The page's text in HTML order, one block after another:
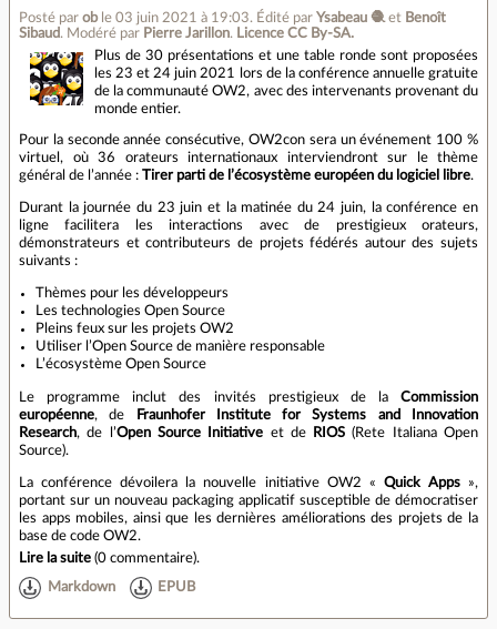
Posté par ob le 03 juin 2021 à 19:03. Édité par Ysabeau 🧶 et Benoît
Sibaud. Modéré par Pierre Jarillon. Licence CC By‑SA.
Plus de 30 présentations et une table ronde sont proposées
les 23 et 24 juin 2021 lors de la conférence annuelle gratuite
de la communauté OW2, avec des intervenants provenant du
monde entier.
Pour la seconde année consécutive, OW2con sera un événement 100 %
virtuel, où 36 orateurs internationaux interviendront sur le thème
général de l’année :
Tirer parti de l’écosystème européen du logiciel libre.
Durant la journée du 23 juin et la matinée du 24 juin, la conférence en
ligne facilitera les interactions avec de prestigieux orateurs,
démonstrateurs et contributeurs de projets fédérés autour des sujets
suivants :
Thèmes pour les développeurs
Les technologies Open Source
Pleins feux sur les projets OW2
Utiliser l’Open Source de manière responsable
L’écosystème Open Source
Le programme inclut des invités prestigieux de la Commission
européenne, de
Fraunhofer Institute for Systems and Innovation
Research, de l’Open Source Initiative et de RIOS (Rete Italiana Open
Source).
La conférence dévoilera la nouvelle initiative OW2 « Quick Apps»,
portant sur un nouveau packaging applicatif susceptible de démocratiser
les apps mobiles, ainsi que les dernières améliorations des projets de la
base de code OW2.
Lire la suite (0 commentaire).
Markdown EPUB